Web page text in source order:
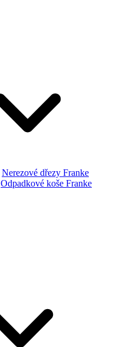
Nerezové dřezy Franke
Odpadkové koše Franke